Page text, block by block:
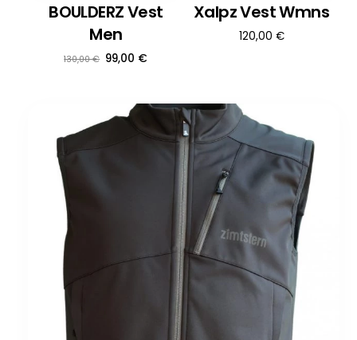
BOULDERZ Vest
Men
130,00€ Ursprünglicher
130,00 €
99,00 €Aktueller
99,00 €.
Xalpz Vest Wmns
120,00 €